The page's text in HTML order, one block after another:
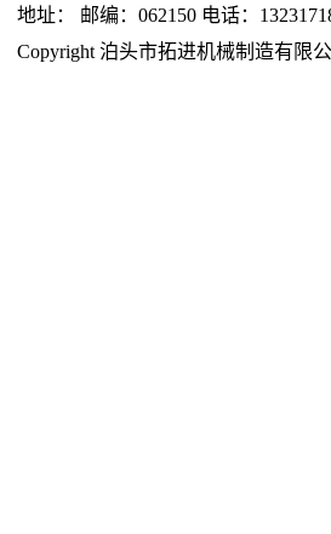
地址： 邮编：062150 电话：
Copyright 泊头市拓进机械制造有限公